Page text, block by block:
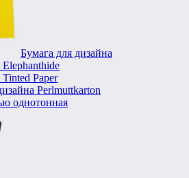
Бумага для дизайна
Paper
Perlmuttkarton
однотонная